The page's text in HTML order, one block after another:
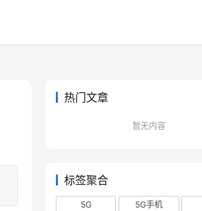
热门文章
暂无内容
标签聚合
5G 5G手机